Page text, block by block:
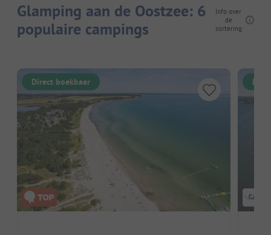
Glamping aan de Oostzee: 6
populaire campings
Info over
de
sortering
Direct boekbaar